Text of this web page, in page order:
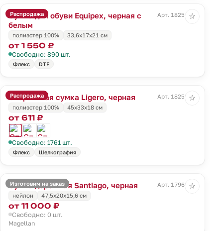
Распродажа
Сумка для обуви Equipex, черная с
белым
Арт. 18254.30
полиэстер 100% 33,6x17x21 см
от 1 550 ₽
Свободно: 890 шт.
Флекс DTF
☆
Распродажа
Спортивная сумка Ligero, черная
Арт. 18258.30
полиэстер 100%
45х33х18 см
от 611 ₽
Свободно: 1761 шт.
Флекс Шелкография
☆
Изготовим на заказ
Сумка дорожная Santiago, черная
Арт. 17963.30
нейлон
47,5х20x15,6 см
от 11 000 ₽
Свободно: 0 шт.
Magellan
☆